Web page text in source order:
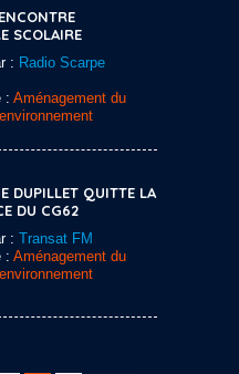
SCOLAIRE
: Radio Scarpe
: Aménagement du
DUPILLET QUITTE LA
DU CG62
: Transat FM
: Aménagement du